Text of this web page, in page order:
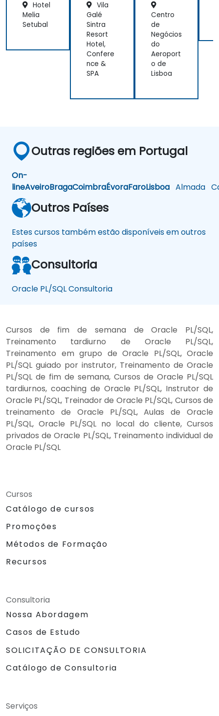
Hotel
Melia
Setubal
Vila
Galé
Sintra
Resort
Hotel,
Confere
nce &
SPA
Centro
de
Negócios
do
Aeroport
o de
Lisboa
Outras regiões em Portugal
On-
lineAveiroBragaCoimbraÉvoraFaroLisboa Almada
Outros Países
Estes cursos também estão disponíveis em outros
países
Consultoria
Oracle PL/SQL Consultoria
Cursos de fim de semana de Oracle PL/SQL,
Treinamento tardiurno de Oracle PL/SQL,
Treinamento em grupo de Oracle PL/SQL, Oracle
PL/SQL guiado por instrutor, Treinamento de Oracle
PL/SQL de fim de semana, Cursos de Oracle PL/SQL
tardiurnos, coaching de Oracle PL/SQL, Instrutor de
Oracle PL/SQL, Treinador de Oracle PL/SQL, Cursos de
treinamento de Oracle PL/SQL, Aulas de Oracle
PL/SQL, Oracle PL/SQL no local do cliente, Cursos
privados de Oracle PL/SQL, Treinamento individual de
Oracle PL/SQL
Cursos
Catálogo de cursos
Promoções
Métodos de Formação
Recursos
Consultoria
Nossa Abordagem
Casos de Estudo
SOLICITAÇÃO DE CONSULTORIA
Catálogo de Consultoria
Serviços